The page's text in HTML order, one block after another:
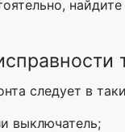
следует в
выключатель;